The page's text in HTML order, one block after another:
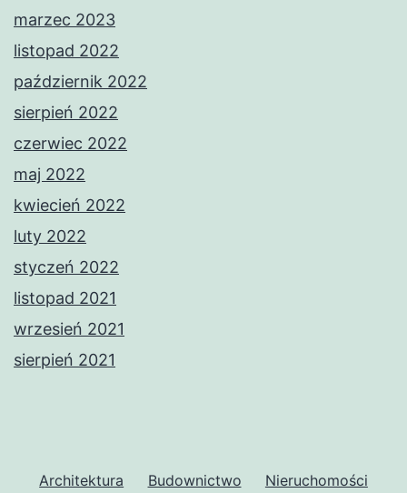
marzec 2023
listopad 2022
październik 2022
sierpień 2022
czerwiec 2022
maj 2022
kwiecień 2022
luty 2022
styczeń 2022
listopad 2021
wrzesień 2021
sierpień 2021
Architektura Budownictwo Nieruchomości